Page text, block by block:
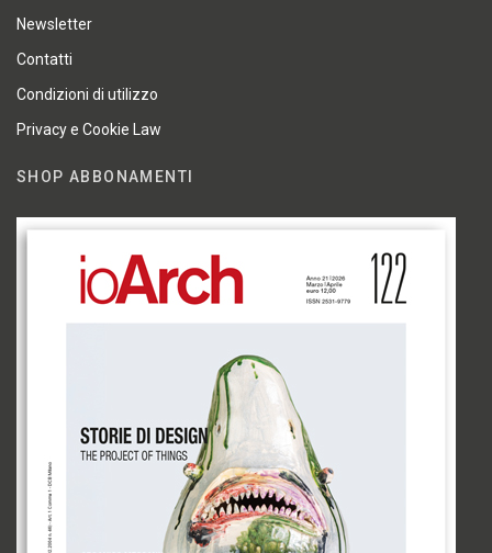
Newsletter
Contatti
Condizioni di utilizzo
Privacy e Cookie Law
SHOP ABBONAMENTI